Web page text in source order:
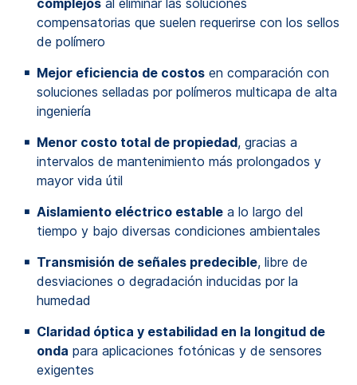
complejos al eliminar las soluciones
compensatorias que suelen requerirse con los sellos
de polímero
Mejor eficiencia de costos en comparación con
soluciones selladas por polímeros multicapa de alta
ingeniería
Menor costo total de propiedad, gracias a
intervalos de mantenimiento más prolongados y
mayor vida útil
Aislamiento eléctrico estable a lo largo del
tiempo y bajo diversas condiciones ambientales
Transmisión de señales predecible, libre de
desviaciones o degradación inducidas por la
humedad
Claridad óptica y estabilidad en la longitud de
onda para aplicaciones fotónicas y de sensores
exigentes